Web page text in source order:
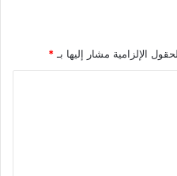
الإلزامية مشار إليها بـ*